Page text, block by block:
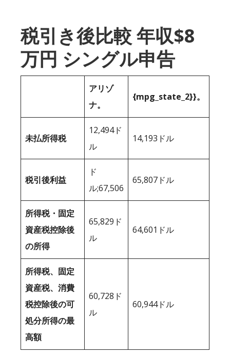
税引き後比較 年収$8
万円 シングル申告
アリゾ
ナ。
{mpg_state_2}}。
未払所得税
12,494ド
ル
14,193ドル
税引後利益
ド
ル;67,506
65,807ドル
所得税・固定
資産税控除後
の所得
65,829ド
ル
64,601ドル
所得税、固定
資産税、消費
税控除後の可
処分所得の最
高額
60,728ド
ル
60,944ドル